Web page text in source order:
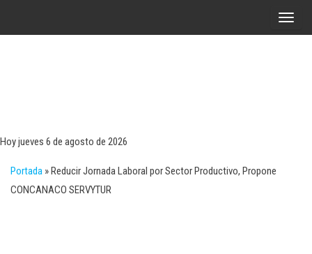
A
Hoy jueves 6 de agosto de 2026
Portada »Reducir Jornada Laboral por Sector Productivo, Propone
CONCANACO SERVYTUR